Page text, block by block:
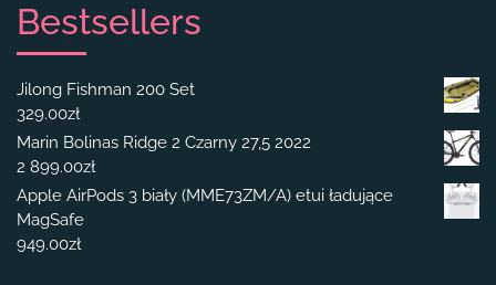
Bestsellers
Jilong Fishman 200 Set
329.00zł
Marin Bolinas Ridge 2 Czarny 27,5 2022
2 899.00zł
Apple AirPods 3 biały (MME73ZM/A) etui ładujące
MagSafe
949.00zł